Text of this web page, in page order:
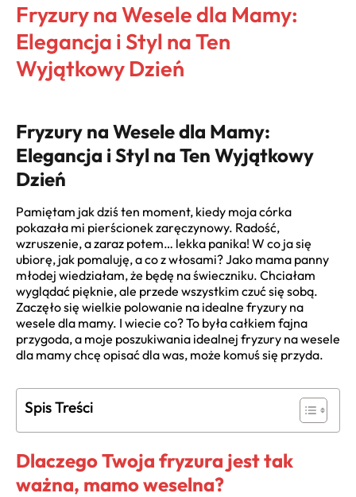
Fryzury na Wesele dla Mamy:
Elegancja i Styl na Ten
Wyjątkowy Dzień
Fryzury na Wesele dla Mamy:
Elegancja i Styl na Ten Wyjątkowy
Dzień
Pamiętam jak dziś ten moment, kiedy moja córka
pokazała mi pierścionek zaręczynowy. Radość,
wzruszenie, a zaraz potem… lekka panika! W co ja się
ubiorę, jak pomaluję, a co z włosami? Jako mama panny
młodej wiedziałam, że będę na świeczniku. Chciałam
wyglądać pięknie, ale przede wszystkim czuć się sobą.
Zaczęło się wielkie polowanie na idealne fryzury na
wesele dla mamy. I wiecie co? To była całkiem fajna
przygoda, a moje poszukiwania idealnej fryzury na wesele
dla mamy chcę opisać dla was, może komuś się przyda.
Spis Treści
Dlaczego Twoja fryzura jest tak
ważna, mamo weselna?